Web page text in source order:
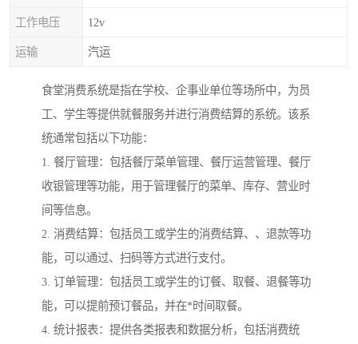
工作电压 12v
运输 汽运
食堂消费系统是指在学校、企事业单位等场所中，为员
工、学生等提供就餐服务并进行消费结算的系统。该系
统通常包括以下功能：
1. 餐厅管理：包括餐厅菜单管理、餐厅运营管理、餐厅
收银管理等功能，用于管理餐厅的菜单、库存、营业时
间等信息。
2. 消费结算：包括员工或学生的消费结算、、退款等功
能，可以通过、扫码等方式进行支付。
3. 订单管理：包括员工或学生的订餐、取餐、退餐等功
能，可以提前预订餐品，并在*时间取餐。
4. 统计报表：提供各类报表和数据分析，包括消费统